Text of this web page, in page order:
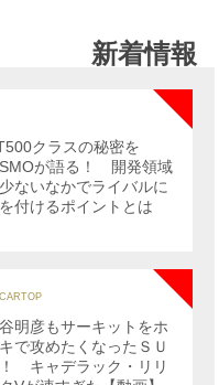
新着情報
NEW
クラスの秘密を
が語る！ 開発領域
ないなかでライバルに
付けるポイントとは
明彦もサーキットをホ
で攻めたくなったＳＵ
キャデラック・リリ